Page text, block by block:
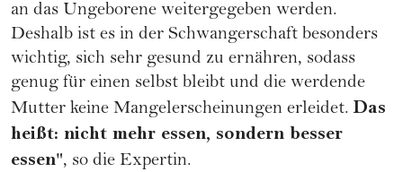
an das Ungeborene weitergegeben werden.
Deshalb ist es in der Schwangerschaft besonders
wichtig, sich sehr gesund zu ernähren, sodass
genug für einen selbst bleibt und die werdende
Mutter keine Mangelerscheinungen erleidet.Das
heißt: nicht mehr essen, sondern besser
essen", so die Expertin.